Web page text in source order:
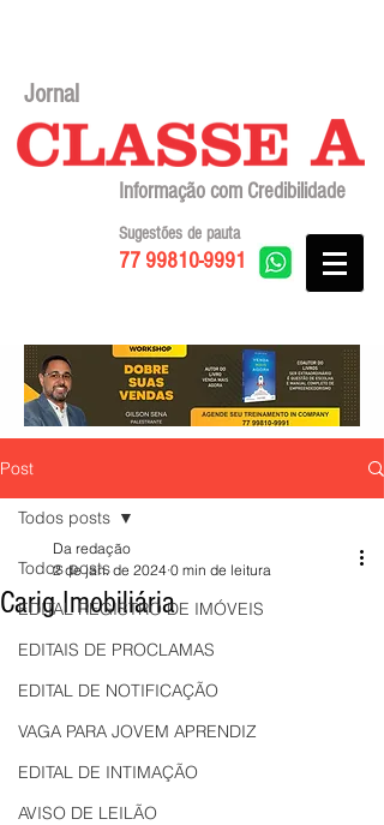
Jornal
Informação com Credibilidade
77 99810-9991
Sugestões de pauta
Post
Todos posts
EDITAL REGISTRO DE IMÓVEIS
EDITAIS DE PROCLAMAS
EDITAL DE NOTIFICAÇÃO
VAGA PARA JOVEM APRENDIZ
EDITAL DE INTIMAÇÃO
AVISO DE LEILÃO
Todos posts
Carig Imobiliária
Da redação
2 de jan. de 2024 0 min de leitura